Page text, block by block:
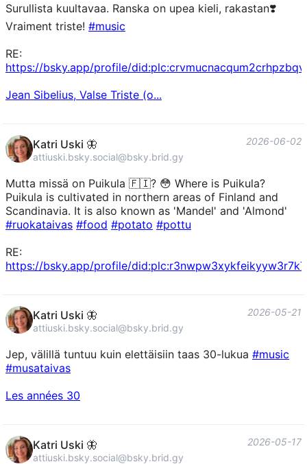
Surullista kuultavaa. Ranska on upea kieli, rakastan❣️
Vraiment triste! #music
RE:
https://bsky.app/profile/
Jean Sibelius, Valse Triste (o...
Katri Uski 🦋
attiuski.bsky.social@bsky.brid.gy
2026-06-02
Mutta missä on Puikula 🇫🇮? 😳 Where is Puikula?
Puikula is cultivated in northern areas of Finland and
Scandinavia. It is also known as 'Mandel' and 'Almond'
#ruokataivas #food #potato #pottu
RE:
https://bsky.app/profile/
Katri Uski 🦋
attiuski.bsky.social@bsky.brid.gy
2026-05-21
Jep, välillä tuntuu kuin elettäisiin taas 30-lukua #music
#musataivas
Les années 30
Katri Uski 🦋
attiuski.bsky.social@bsky.brid.gy
2026-05-17